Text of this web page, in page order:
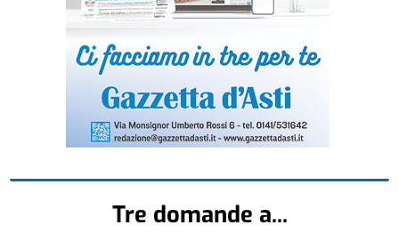
Tre domande a...